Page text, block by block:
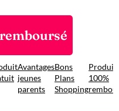
Avantages
jeunes
parents
Bons
Plans
Shopping
Produit
100%